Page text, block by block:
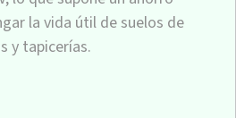
la vida útil de suelos de
y tapicerías.